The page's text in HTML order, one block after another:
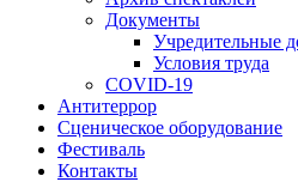
Документы
Учредительные
Условия труда
COVID-19
Антитеррор
Сценическое оборудование
Фестиваль
Контакты